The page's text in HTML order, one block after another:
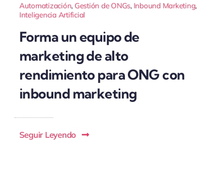
Automatización, Gestión de ONGs, Inbound Marketing,
Inteligencia Artificial
Forma un equipo de
marketing de alto
rendimiento para ONG con
inbound marketing
Seguir Leyendo